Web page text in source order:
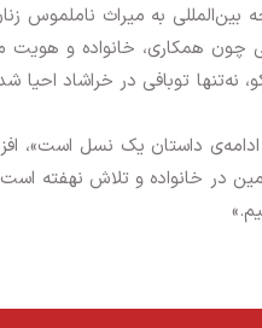
بین‌المللی به میراث ناملموس
چون همکاری، خانواده و هویت
توبافی در خراشاد احیا
ادامه‌ی داستان یک نسل است»،
در خانواده و تلاش نهفته